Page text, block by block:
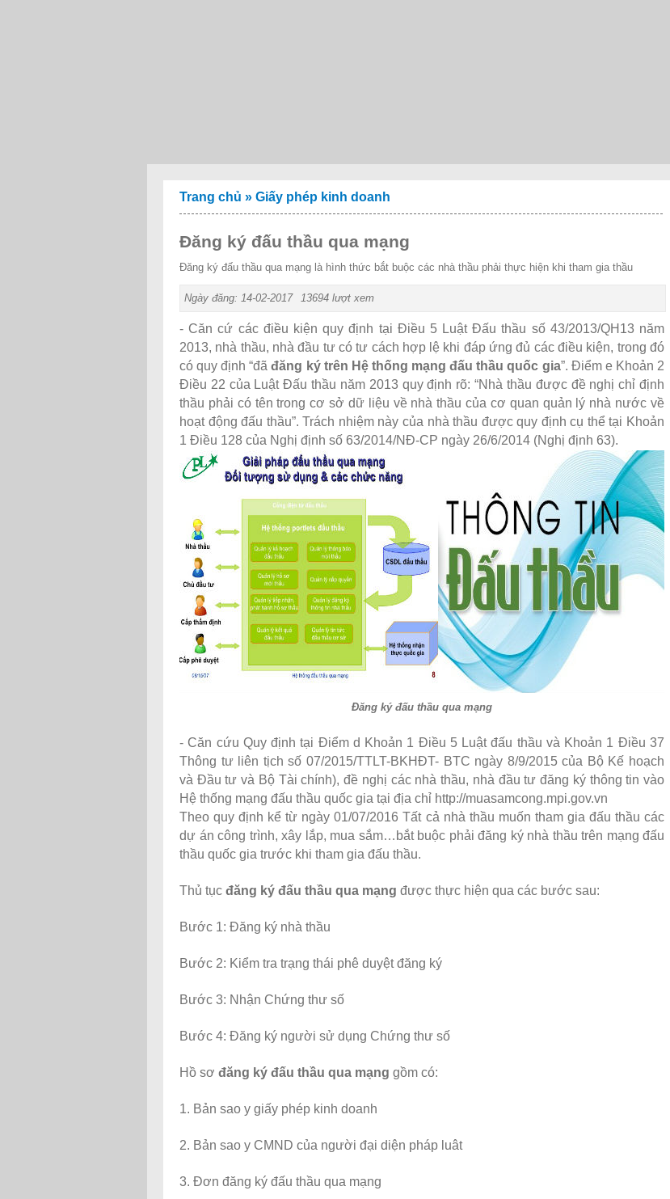
Đăng ký đấu thầu qua mạng
Đăng ký đấu thầu qua mạng là hình thức bắt buộc các nhà thầu phải thực hiện khi tham gia thầu
Ngày đăng: 14-02-2017 13694 lượt xem
- Căn cứ các điều kiện quy định tại Điều 5 Luật Đấu thầu số 43/2013/QH13 năm
2013, nhà thầu, nhà đầu tư có tư cách hợp lệ khi đáp ứng đủ các điều kiện, trong đó
có quy định “đãđăng ký trên Hệ thống mạng đấu thầu quốc gia”. Điểm e Khoản 2
Điều 22 của Luật Đấu thầu năm 2013 quy định rõ: “Nhà thầu được đề nghị chỉ định
thầu phải có tên trong cơ sở dữ liệu về nhà thầu của cơ quan quản lý nhà nước về
hoạt động đấu thầu”. Trách nhiệm này của nhà thầu được quy định cụ thể tại Khoản
1 Điều 128 của Nghị định số 63/2014/NĐ-CP ngày 26/6/2014 (Nghị định 63).
Đăng ký đấu thầu qua mạng
- Căn cứu Quy định tại Điểm d Khoản 1 Điều 5 Luật đấu thầu và Khoản 1 Điều 37
Thông tư liên tịch số 07/2015/TTLT-BKHĐT- BTC ngày 8/9/2015 của Bộ Kế hoạch
và Đầu tư và Bộ Tài chính), đề nghị các nhà thầu, nhà đầu tư đăng ký thông tin vào
Hệ thống mạng đấu thầu quốc gia tại địa chỉ http://muasamcong.mpi.gov.vn
Theo quy định kể từ ngày 01/07/2016 Tất cả nhà thầu muốn tham gia đấu thầu các
dự án công trình, xây lắp, mua sắm…bắt buộc phải đăng ký nhà thầu trên mạng đấu
thầu quốc gia trước khi tham gia đấu thầu.
Thủ tục đăng ký đấu thầu qua mạng được thực hiện qua các bước sau:
Bước 1: Đăng ký nhà thầu
Bước 2: Kiểm tra trạng thái phê duyệt đăng ký
Bước 3: Nhận Chứng thư số
Bước 4: Đăng ký người sử dụng Chứng thư số
Hồ sơ đăng ký đấu thầu qua mạng gồm có:
1. Bản sao y giấy phép kinh doanh
2. Bản sao y CMND của người đại diện pháp luât
3. Đơn đăng ký đấu thầu qua mạng
Trang chủ » Giấy phép kinh doanh